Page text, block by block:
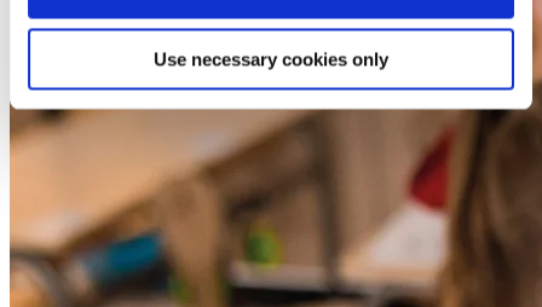
Use necessary cookies only